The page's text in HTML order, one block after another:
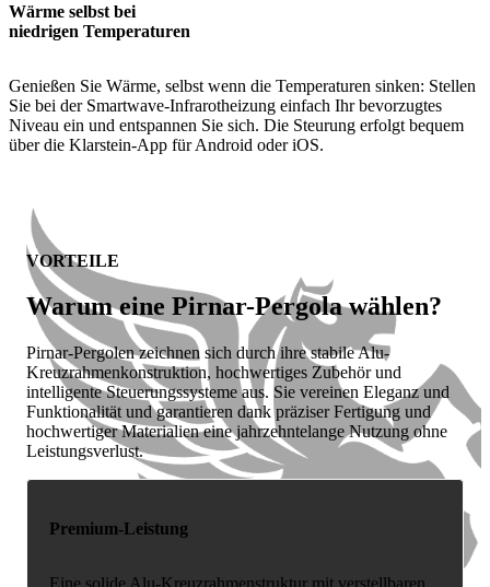
Wärme selbst bei
niedrigen Temperaturen
Genießen Sie Wärme, selbst wenn die Temperaturen sinken: Stellen
Sie bei der Smartwave-Infrarotheizung einfach Ihr bevorzugtes
Niveau ein und entspannen Sie sich. Die Steurung erfolgt bequem
über die Klarstein-App für Android oder iOS.
VORTEILE
Warum eine Pirnar-Pergola wählen?
Pirnar-Pergolen zeichnen sich durch ihre stabile Alu-
Kreuzrahmenkonstruktion, hochwertiges Zubehör und
intelligente Steuerungssysteme aus. Sie vereinen Eleganz und
Funktionalität und garantieren dank präziser Fertigung und
hochwertiger Materialien eine jahrzehntelange Nutzung ohne
Leistungsverlust.
Premium-Leistung